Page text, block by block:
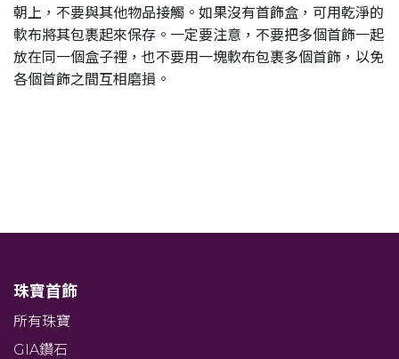
朝上，不要與其他物品接觸。如果沒有首飾盒，可用乾淨的
軟布將其包裹起來保存。一定要注意，不要把多個首飾一起
放在同一個盒子裡，也不要用一塊軟布包裹多個首飾，以免
各個首飾之間互相磨損。
珠寶首飾
所有珠寶
GIA鑽石